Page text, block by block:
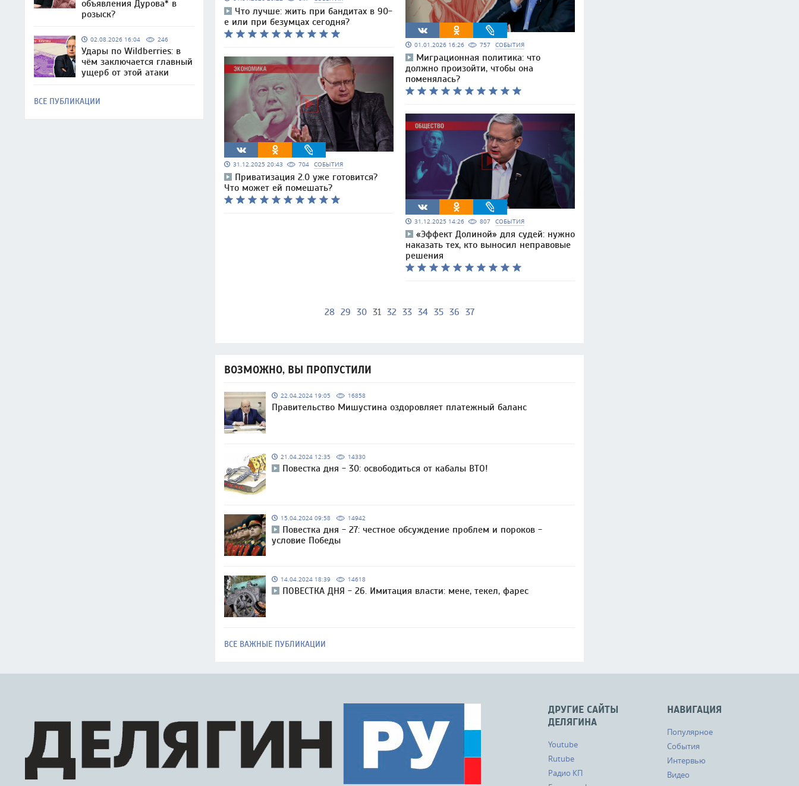
объявления Дурова* в
розыск?
02.08.2026 16:04 246
Удары по Wildberries: в
чём заключается главный
ущерб от этой атаки
ВСЕ ПУБЛИКАЦИИ
Что лучше: жить при бандитах в 90-
е или при безумцах сегодня?
31.12.2025 20:43 704 СОБЫТИЯ
Приватизация 2.0 уже готовится?
Что может ей помешать?
01.01.2026 16:26 757 СОБЫТИЯ
Миграционная политика: что
должно произойти, чтобы она
поменялась?
31.12.2025 14:26 807 СОБЫТИЯ
«Эффект Долиной» для судей: нужно
наказать тех, кто выносил неправовые
решения
28 29 30 31 32 33 34 35 36 37
ВОЗМОЖНО, ВЫ ПРОПУСТИЛИ
22.04.2024 19:05 16858
Правительство Мишустина оздоровляет платежный баланс
21.04.2024 12:35 14330
Повестка дня - 30: освободиться от кабалы ВТО!
15.04.2024 09:58 14942
Повестка дня - 27: честное обсуждение проблем и пороков -
условие Победы
14.04.2024 18:39 14618
ПОВЕСТКА ДНЯ - 26. Имитация власти: мене, текел, фарес
ВСЕ ВАЖНЫЕ ПУБЛИКАЦИИ
НАВИГАЦИЯ
Популярное
События
Интервью
Видео
ДРУГИЕ САЙТЫ
ДЕЛЯГИНА
Youtube
Rutube
Радио КП